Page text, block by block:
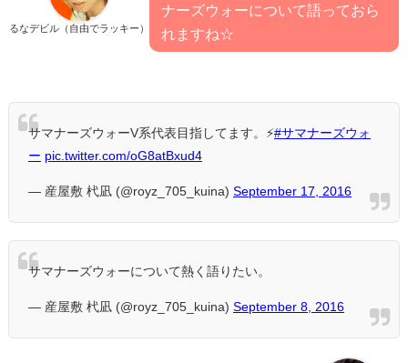
るなデビル（自由でラッキー）
ナーズウォーについて語っておら
れますね☆
サマナーズウォーV系代表目指してます。⚡️#サマナーズウォ
ー pic.twitter.com/oG8atBxud4
— 産屋敷 杙凪 (@royz_705_kuina) September 17, 2016
サマナーズウォーについて熱く語りたい。
— 産屋敷 杙凪 (@royz_705_kuina) September 8, 2016